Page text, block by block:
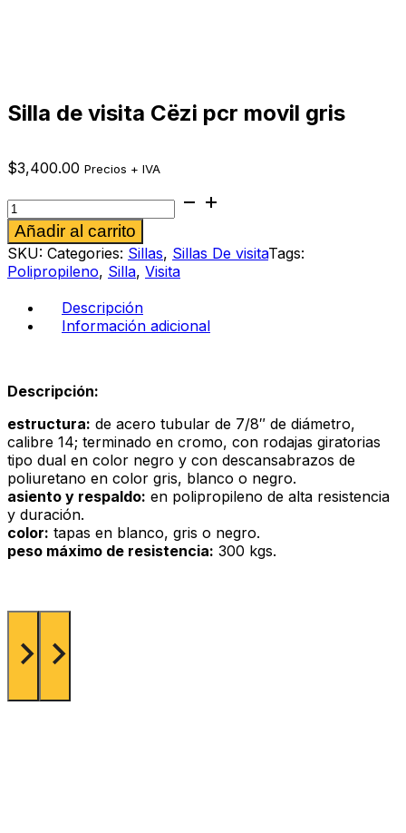
Silla de visita Cëzi pcr movil gris
$3,400.00 Precios + IVA
Silla
de
visita
Cëzi
pcr
movil
cantidad
Añadir al carrito
SKU: Categories: Sillas, Sillas De visitaTags:
Polipropileno, Silla, Visita
Descripción
Información adicional
Descripción:
estructura: de acero tubular de 7/8″ de diámetro,
calibre 14; terminado en cromo, con rodajas giratorias
tipo dual en color negro y con descansabrazos de
poliuretano en color gris, blanco o negro.
asiento y respaldo: en polipropileno de alta resistencia
y duración.
color: tapas en blanco, gris o negro.
peso máximo de resistencia: 300 kgs.